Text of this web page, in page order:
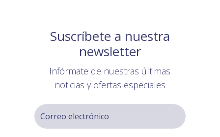
Suscríbete a nuestra
newsletter
Infórmate de nuestras últimas
noticias y ofertas especiales